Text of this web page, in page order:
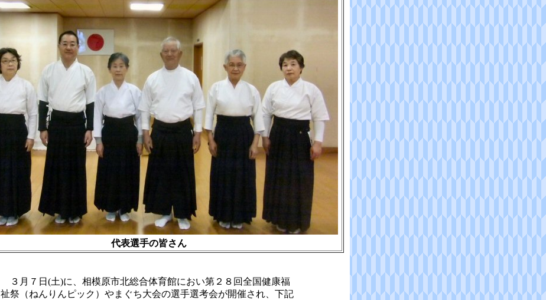
代表選手の皆さん
３月７日(土)に、相模原市北総合体育館におい第２８回全国健康福
祉祭（ねんりんピック）やまぐち大会の選手選考会が開催され、下記